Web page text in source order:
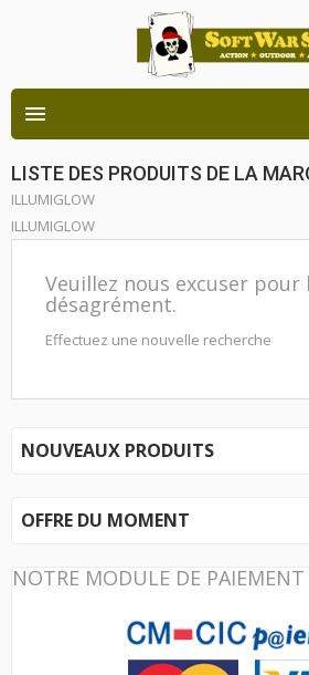

LISTE DES PRODUITS DE LA
ILLUMIGLOW
ILLUMIGLOW
Veuillez nous excuser pour
désagrément.
Effectuez une nouvelle recherche
NOUVEAUX PRODUITS
OFFRE DU MOMENT
NOTRE MODULE DE PAIEMENT